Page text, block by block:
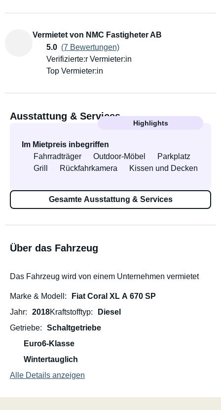
Vermietet von NMC Fastigheter AB
5.0 (7 Bewertungen)
Verifizierte:r Vermieter:in
Top Vermieter:in
Ausstattung & Services
Highlights
Im Mietpreis inbegriffen
Fahrradträger
Outdoor-Möbel
Parkplatz
Grill
Rückfahrkamera Kissen und Decken
Gesamte Ausstattung & Services
Über das Fahrzeug
Das Fahrzeug wird von einem Unternehmen vermietet
Marke & Modell
Fiat Coral XL A 670 SP
Jahr
2018Kraftstofftyp
Diesel
Getriebe
Schaltgetriebe
Euro6-Klasse
Wintertauglich
Alle Details anzeigen